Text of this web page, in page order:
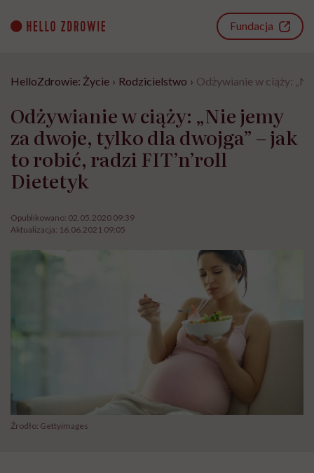
content
Fundacja
HelloZdrowie: Życie › Rodzicielstwo › Odżywianie w ciąży:
Odżywianie w ciąży: „Nie jemy
za dwoje, tylko dla dwojga” – jak
to robić, radzi FIT’n’roll
Dietetyk
Opublikowano: 02.05.2020 09:39
Aktualizacja: 16.06.2021 09:05
Źrodło: Gettyimages